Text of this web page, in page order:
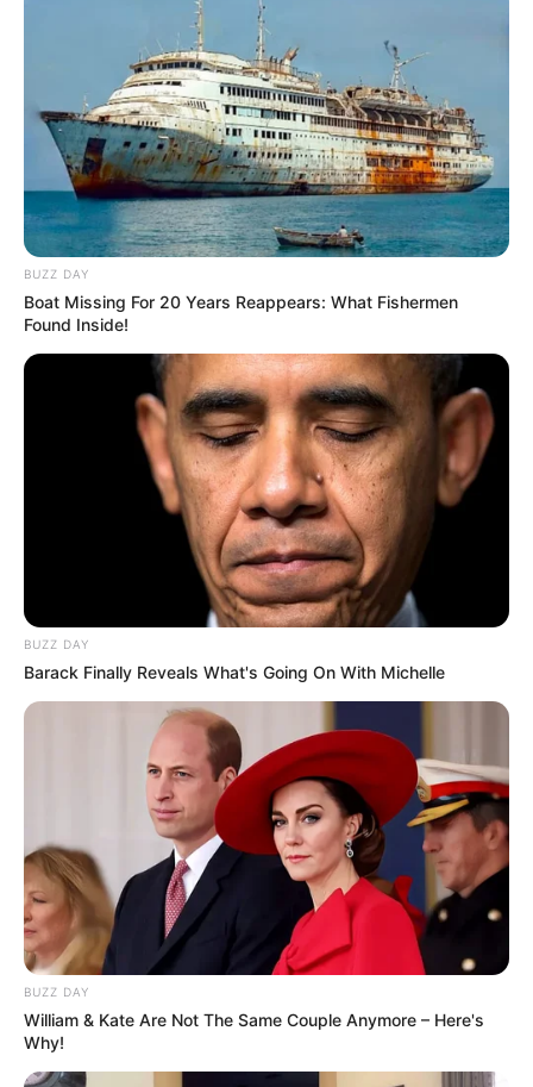
BUZZ DAY
Boat Missing For 20 Years Reappears: What Fishermen
Found Inside!
BUZZ DAY
Barack Finally Reveals What's Going On With Michelle
BUZZ DAY
William & Kate Are Not The Same Couple Anymore – Here's
Why!